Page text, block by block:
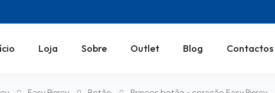
Loja Sobre Outlet Blog Contactos